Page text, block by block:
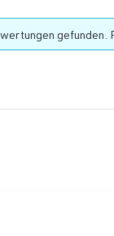
gefunden.